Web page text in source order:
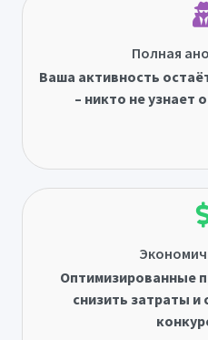
Полная
Ваша активность
– никто не узнает
Оптимизированные
снизить затраты